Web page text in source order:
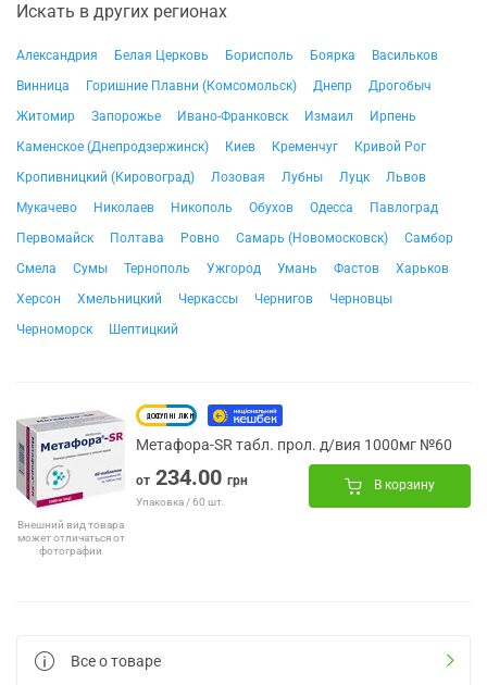
Искать в других регионах
Александрия Белая Церковь Борисполь Боярка
Васильков
Винница
Горишние Плавни (Комсомольск) Днепр
Дрогобыч
Житомир
Запорожье Ивано-Франковск Измаил
Ирпень
Каменское (Днепродзержинск)
Киев Кременчуг
Кривой Рог
Кропивницкий (Кировоград)
Лозовая Лубны Луцк
Львов
Мукачево
Николаев Никополь Обухов Одесса
Павлоград
Первомайск
Полтава Ровно Самарь (Новомосковск)
Самбор
Смела
Сумы Тернополь Ужгород Умань Фастов
Харьков
Херсон
Хмельницкий Черкассы Чернигов
Черновцы
Черноморск
Шептицкий
Внешний вид товара
может отличаться от
фотографии
Метафора-SR табл. прол. д/вия 1000мг №60
от 234.00 грн
Упаковка / 60 шт.
В корзину
Все о товаре